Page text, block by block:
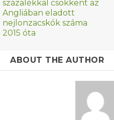
százalékkal csökkent az
Angliában eladott
nejlonzacskók száma
2015 óta
ABOUT THE AUTHOR